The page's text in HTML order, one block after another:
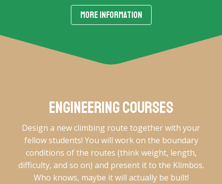
MORE INFORMATION
Engineering courses
Design a new climbing route together with your
fellow students! You will work on the boundary
conditions of the routes (think weight, length,
difficulty, and so on) and present it to the Klimbos.
Who knows, maybe it will actually be built!